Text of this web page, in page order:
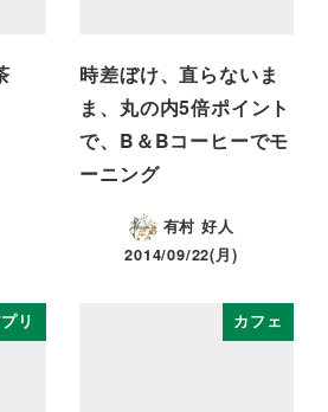
時差ぼけ、直らないま
ま、丸の内5倍ポイント
で、B＆Bコーヒーでモ
ーニング
有村 好人
2014/09/22(月)
リ カフェ